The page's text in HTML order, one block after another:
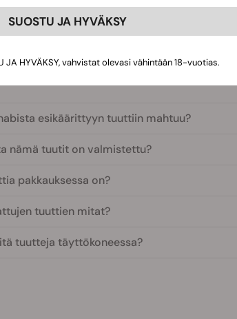
kanssa, mikä mahdollistaa entistä
tarkoittaa, että voit laittaa ne taskuusi,
esikäärittyyn tuuttiin mahtuu?
nämä tuutit on valmistettu?
pakkauksessa on?
tuuttien mitat?
tuutteja täyttökoneessa?
SUOSTU JA HYVÄKSY
JA HYVÄKSY, vahvistat olevasi vähintään 18-vuotias.